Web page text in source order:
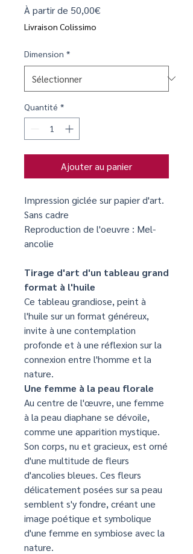
À partir de 50,00€Prix
Livraison Colissimo
Dimension *
Quantité *
Ajouter au panier
Impression giclée sur papier d'art.
Sans cadre
Reproduction de l'oeuvre : Mel-
ancolie
Tirage d'art d'un tableau grand
format à l'huile
Ce tableau grandiose, peint à
l'huile sur un format généreux,
invite à une contemplation
profonde et à une réflexion sur la
connexion entre l'homme et la
nature.
Une femme à la peau florale
Au centre de l'œuvre, une femme
à la peau diaphane se dévoile,
comme une apparition mystique.
Son corps, nu et gracieux, est orné
d'une multitude de fleurs
d'ancolies bleues. Ces fleurs
délicatement posées sur sa peau
semblent s'y fondre, créant une
image poétique et symbolique
d'une femme en symbiose avec la
nature.